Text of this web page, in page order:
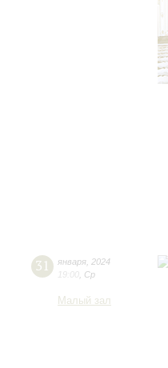
31 января 2024
19:00 Ср
Малый зал